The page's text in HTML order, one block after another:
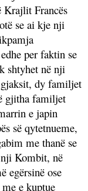
Krajlit Francës
se ai kje nji
per faktin se
shtyhet në nji
dy familjet
gjitha familjet
e japin
së qytetnueme,
me thanë se
Kombit, në
egërsinë ose
e kuptue